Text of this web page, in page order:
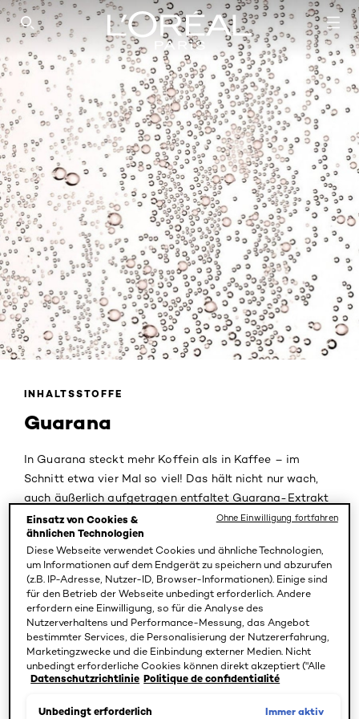
SEARCH THIS SITE
INHALTSSTOFFE
Guarana
In Guarana steckt mehr Koffein als in Kaffee – im
Schnitt etwa vier Mal so viel! Das hält nicht nur wach,
auch äußerlich aufgetragen entfaltet Guarana-Extrakt
seine belebende und anregende Wirkung. Es kurbelt die
Durchblutung an, unterstützt die gesunde Regulation der
Talgproduktion und sorgt in Haarpflegeprodukten für
mehr Volumen. Außerdem riecht Guarana sehr
aromatisch und wird daher auch in Parfums verwendet.
Die Guaranapflanze stammt ursprünglich aus dem
Amazonasbecken und wird von den indigenen Völkern
Zwecke genutzt. Die Guarani, nach denen die Pflanze
Einsatz von Cookies &
ähnlichen Technologien
Diese Webseite verwendet Cookies und ähnliche Technologien,
um Informationen auf dem Endgerät zu speichern und abzurufen
(z.B. IP-Adresse, Nutzer-ID, Browser-Informationen). Einige sind
für den Betrieb der Webseite unbedingt erforderlich. Andere
erfordern eine Einwilligung, so für die Analyse des
Nutzerverhaltens und Performance-Messung, das Angebot
bestimmter Services, die Personalisierung der Nutzererfahrung,
Marketingzwecke und die Einbindung externer Medien. Nicht
unbedingt erforderliche Cookies können direkt akzeptiert ("Alle
akzeptieren") oder abgelehnt ("Ohne Einwilligung fortfahren")
ebenfalls möglich und speicherbar ("Auswahl speichern"). Die
Datenschutzrichtlinie Politique de confidentialité
Unbedingt erforderlich Immer aktiv
Ohne Einwilligung fortfahren